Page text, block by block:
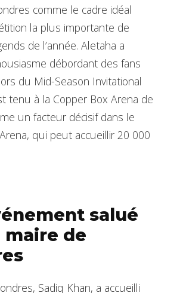
comme le cadre idéal
la plus importante de
de l’année. Aletaha a
débordant des fans
du Mid-Season Invitational
tenu à la Copper Box Arena de
un facteur décisif dans le
qui peut accueillir 20 000
salué
maire de
Sadiq Khan, a accueilli